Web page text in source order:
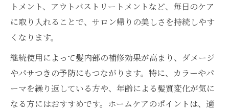
トメント、アウトバストリートメントなど、毎日のケア
に取り入れることで、サロン帰りの美しさを持続しやす
くなります。
継続使用によって髪内部の補修効果が高まり、ダメージ
やパサつきの予防にもつながります。特に、カラーやパ
ーマを繰り返している方や、年齢による髪質変化が気に
なる方にはおすすめです。ホームケアのポイントは、適